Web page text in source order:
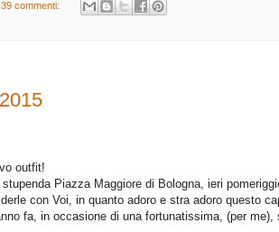
39 commenti:
outfit!
Piazza Maggiore di Bologna, ieri
con Voi, in quanto adoro e stra adoro questo
fa, in occasione di una fortunatissima, (per